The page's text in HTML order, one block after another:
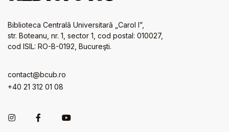
Biblioteca Centrală Universitară „Carol I”,
str. Boteanu, nr. 1, sector 1, cod postal: 010027,
cod ISIL: RO-B-0192, Bucureşti.
contact@bcub.ro
+40 21 312 01 08